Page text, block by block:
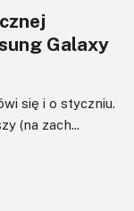
Galaxy
się i o styczniu.
(na zach...